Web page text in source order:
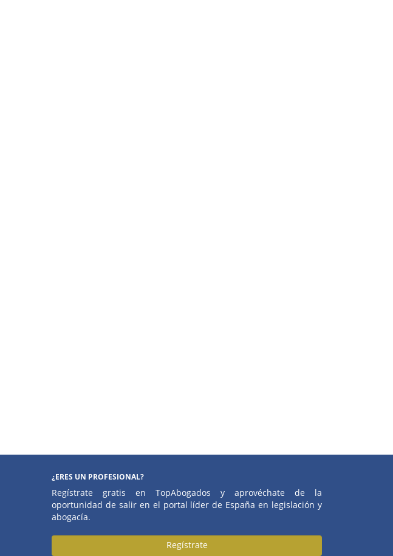
¿ERES UN PROFESIONAL?
Regístrate gratis en TopAbogados y aprovéchate de la
oportunidad de salir en el portal líder de España en legislación y
abogacía.
Regístrate